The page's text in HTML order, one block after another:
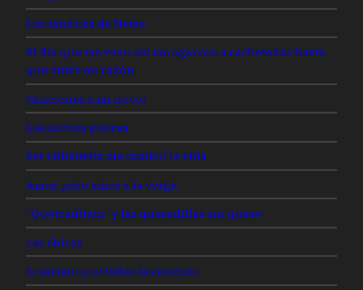
Los fandubs de Netza
El día que me vean así me agarran a cachetadas hasta
que entre en razón
Canciones a mi novio
Los novios pobres
Ser culisuelta me cambió la vida
Amor, pero amor a la verga
“Quetzaditzin” y las quesadillas sin queso
Las chicas
lo mismo que todas las noches